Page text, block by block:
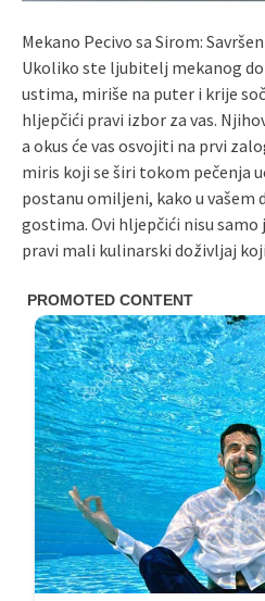
Mekano Pecivo sa Sirom:
Ukoliko ste ljubitelj mekanog
ustima, miriše na puter i krije
hljepčići pravi izbor za vas.
a okus će vas osvojiti na prvi
miris koji se širi tokom pečenja
postanu omiljeni, kako u vašem
gostima. Ovi hljepčići nisu samo
pravi mali kulinarski doživljaj